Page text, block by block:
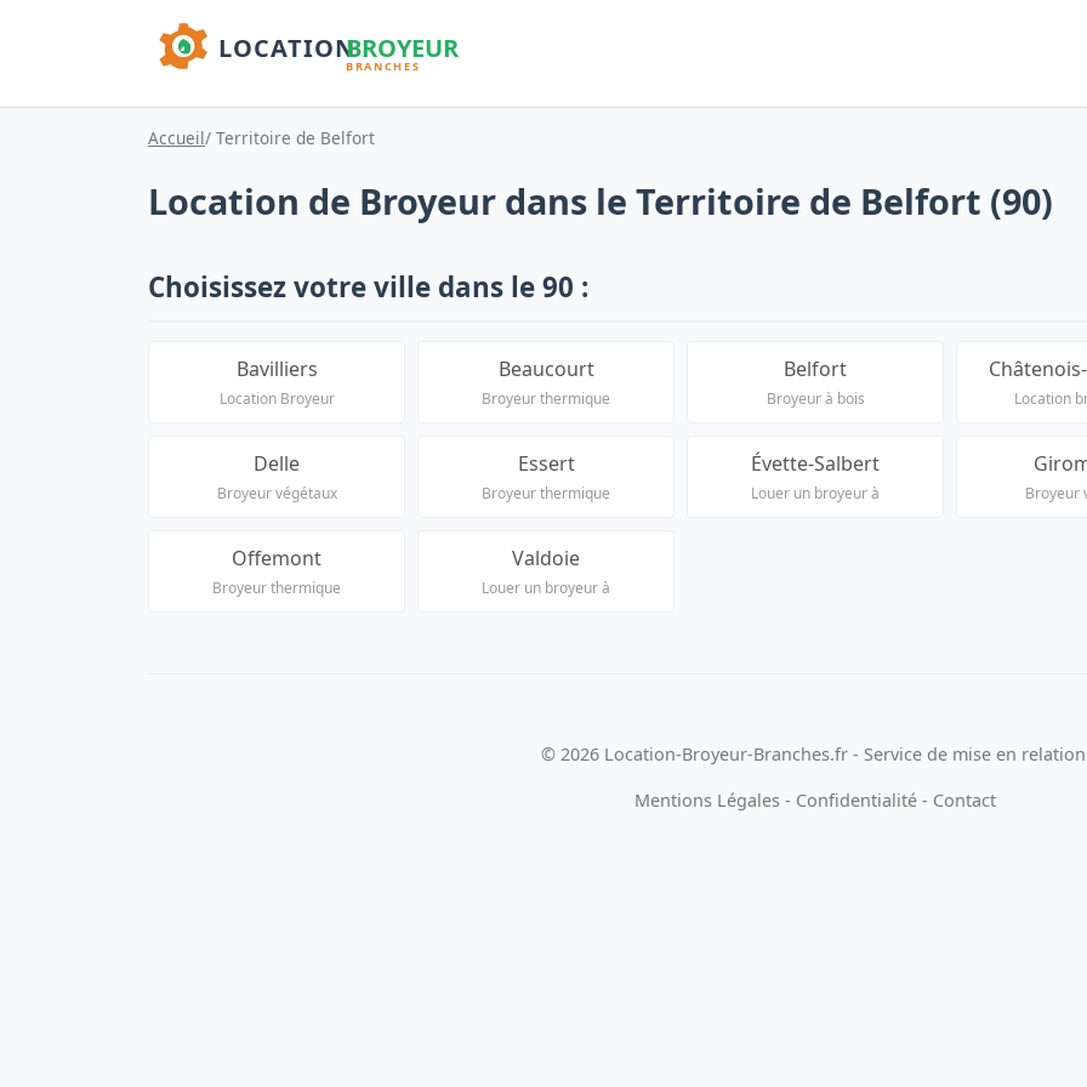
Accueil/ Territoire de Belfort
Location de Broyeur dans le Territoire de Belfort (90)
Choisissez votre ville dans le 90 :
Bavilliers
Location Broyeur
Beaucourt
Broyeur thermique
Belfort
Broyeur à bois Location
Delle
Broyeur végétaux
Essert
Broyeur thermique
Évette-Salbert
Louer un broyeur à Broyeur
Offemont
Broyeur thermique
Valdoie
Louer un broyeur à
© 2026 Location-Broyeur-Branches.fr - Service de mise en
Mentions Légales - Confidentialité - Contact